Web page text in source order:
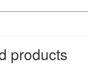
products